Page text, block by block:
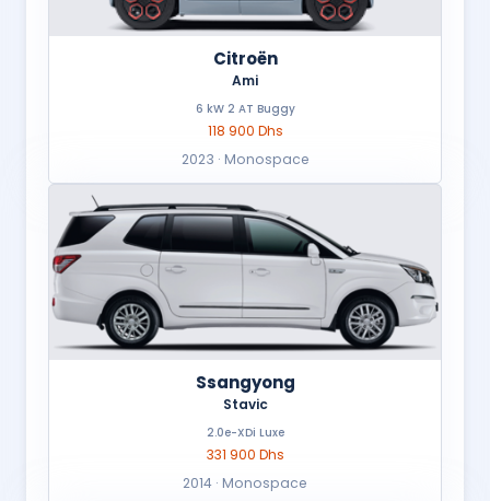
Citroën
Ami
6 kW 2 AT Buggy
118 900 Dhs
2023 · Monospace
Ssangyong
Stavic
2.0e-XDi Luxe
331 900 Dhs
2014 · Monospace